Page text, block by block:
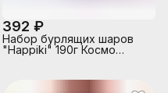
392 ₽
Набор бурлящих шаров
"Happiki" 190г Космо